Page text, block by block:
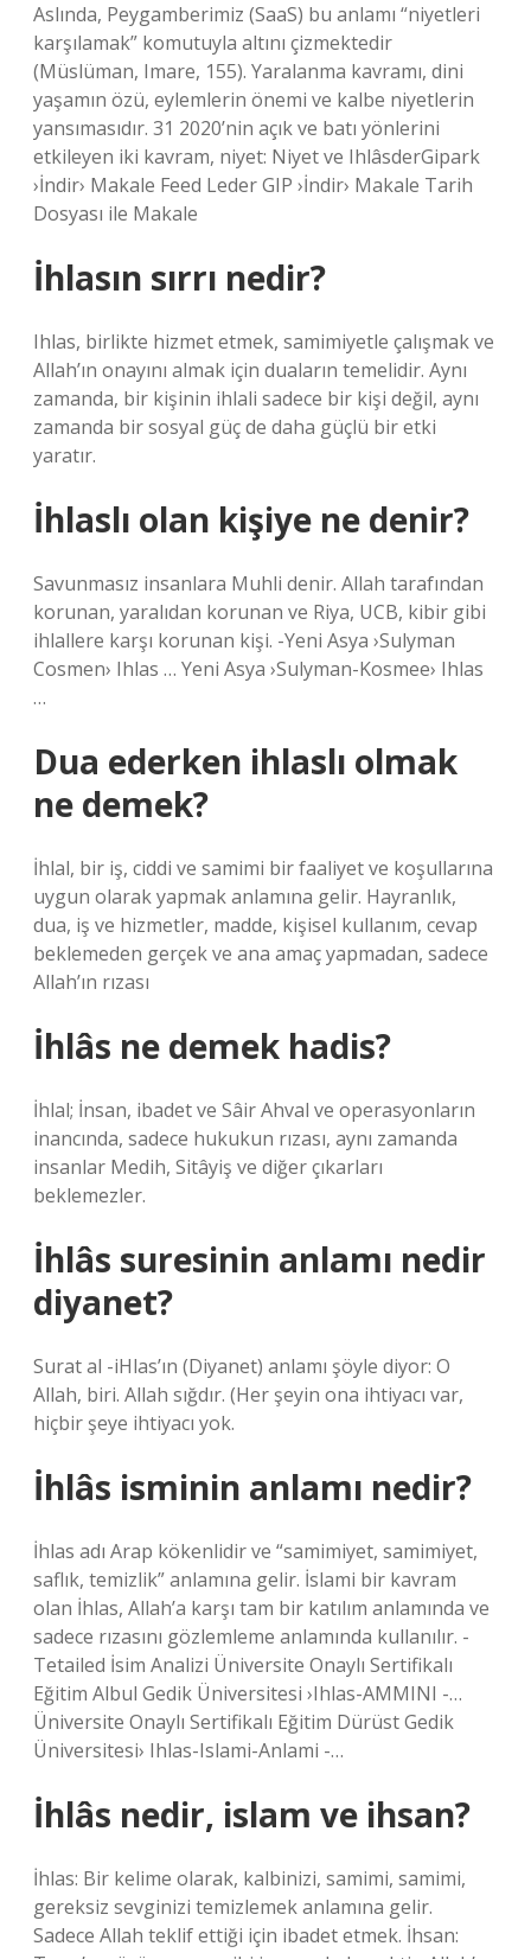
Aslında, Peygamberimiz (SaaS) bu anlamı “niyetleri
karşılamak” komutuyla altını çizmektedir
(Müslüman, Imare, 155). Yaralanma kavramı, dini
yaşamın özü, eylemlerin önemi ve kalbe niyetlerin
yansımasıdır. 31 2020’nin açık ve batı yönlerini
etkileyen iki kavram, niyet: Niyet ve IhlâsderGipark
›İndir› Makale Feed Leder GIP ›İndir› Makale Tarih
Dosyası ile Makale
İhlasın sırrı nedir?
Ihlas, birlikte hizmet etmek, samimiyetle çalışmak ve
Allah’ın onayını almak için duaların temelidir. Aynı
zamanda, bir kişinin ihlali sadece bir kişi değil, aynı
zamanda bir sosyal güç de daha güçlü bir etki
yaratır.
İhlaslı olan kişiye ne denir?
Savunmasız insanlara Muhli denir. Allah tarafından
korunan, yaralıdan korunan ve Riya, UCB, kibir gibi
ihlallere karşı korunan kişi. -Yeni Asya ›Sulyman
Cosmen› Ihlas … Yeni Asya ›Sulyman-Kosmee› Ihlas
…
Dua ederken ihlaslı olmak
ne demek?
İhlal, bir iş, ciddi ve samimi bir faaliyet ve koşullarına
uygun olarak yapmak anlamına gelir. Hayranlık,
dua, iş ve hizmetler, madde, kişisel kullanım, cevap
beklemeden gerçek ve ana amaç yapmadan, sadece
Allah’ın rızası
İhlâs ne demek hadis?
İhlal; İnsan, ibadet ve Sâir Ahval ve operasyonların
inancında, sadece hukukun rızası, aynı zamanda
insanlar Medih, Sitâyiş ve diğer çıkarları
beklemezler.
İhlâs suresinin anlamı nedir
diyanet?
Surat al -iHlas’ın (Diyanet) anlamı şöyle diyor: O
Allah, biri. Allah sığdır. (Her şeyin ona ihtiyacı var,
hiçbir şeye ihtiyacı yok.
İhlâs isminin anlamı nedir?
İhlas adı Arap kökenlidir ve “samimiyet, samimiyet,
saflık, temizlik” anlamına gelir. İslami bir kavram
olan İhlas, Allah’a karşı tam bir katılım anlamında ve
sadece rızasını gözlemleme anlamında kullanılır. -
Tetailed İsim Analizi Üniversite Onaylı Sertifikalı
Eğitim Albul Gedik Üniversitesi ›Ihlas-AMMINI -…
Üniversite Onaylı Sertifikalı Eğitim Dürüst Gedik
Üniversitesi› Ihlas-Islami-Anlami -…
İhlâs nedir, islam ve ihsan?
İhlas: Bir kelime olarak, kalbinizi, samimi, samimi,
gereksiz sevginizi temizlemek anlamına gelir.
Sadece Allah teklif ettiği için ibadet etmek. İhsan: